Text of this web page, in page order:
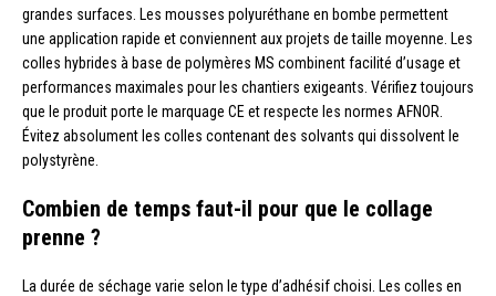
grandes surfaces. Les mousses polyuréthane en bombe permettent
une application rapide et conviennent aux projets de taille moyenne. Les
colles hybrides à base de polymères MS combinent facilité d’usage et
performances maximales pour les chantiers exigeants. Vérifiez toujours
que le produit porte le marquage CE et respecte les normes AFNOR.
Évitez absolument les colles contenant des solvants qui dissolvent le
polystyrène.
Combien de temps faut-il pour que le collage
prenne ?
La durée de séchage varie selon le type d’adhésif choisi. Les colles en